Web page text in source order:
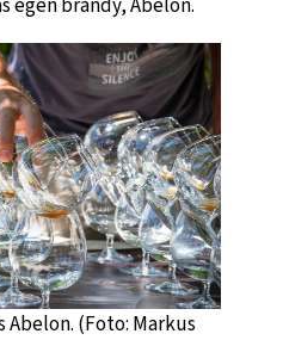
egen brandy, Abelon.
Abelon. (Foto: Markus